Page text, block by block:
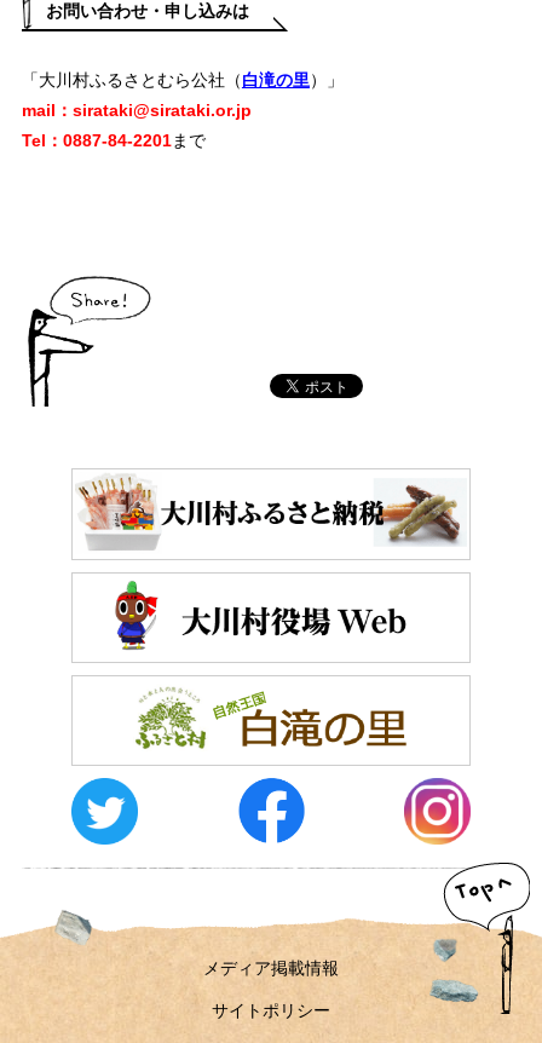
お問い合わせ・申し込みは
「大川村ふるさとむら公社（白滝の里）」
mail：sirataki@sirataki.or.jp
Tel：0887‐84‐2201まで
メディア掲載情報
サイトポリシー